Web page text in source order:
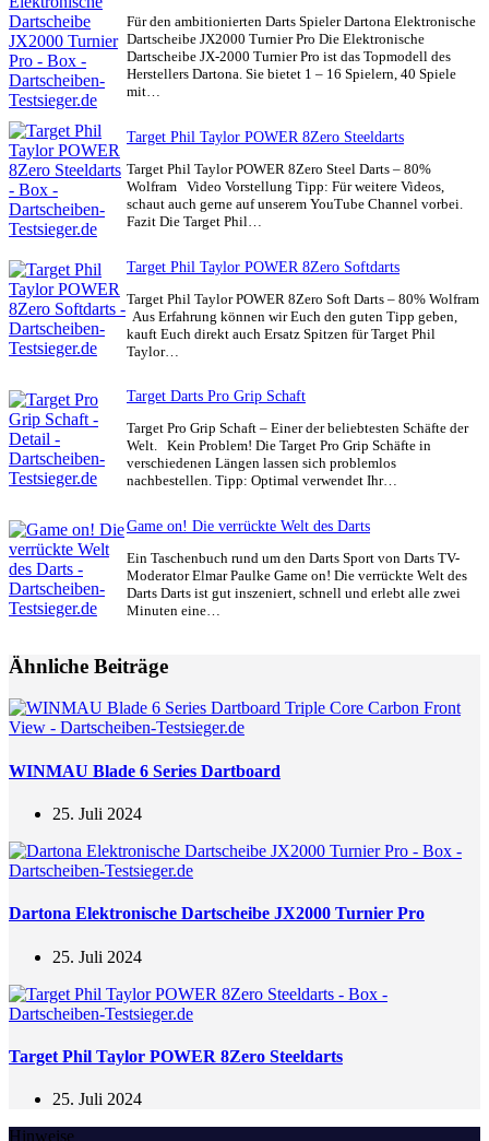
Für den ambitionierten Darts Spieler Dartona Elektronische
Dartscheibe JX2000 Turnier Pro Die Elektronische
Dartscheibe JX-2000 Turnier Pro ist das Topmodell des
Herstellers Dartona. Sie bietet 1 – 16 Spielern, 40 Spiele
mit…
Target Phil Taylor POWER 8Zero Steeldarts
Target Phil Taylor POWER 8Zero Steel Darts – 80%
Wolfram Video Vorstellung Tipp: Für weitere Videos,
schaut auch gerne auf unserem YouTube Channel vorbei.
Fazit Die Target Phil…
Target Phil Taylor POWER 8Zero Softdarts
Target Phil Taylor POWER 8Zero Soft Darts – 80% Wolfram
Aus Erfahrung können wir Euch den guten Tipp geben,
kauft Euch direkt auch Ersatz Spitzen für Target Phil
Taylor…
Target Darts Pro Grip Schaft
Target Pro Grip Schaft – Einer der beliebtesten Schäfte der
Welt. Kein Problem! Die Target Pro Grip Schäfte in
verschiedenen Längen lassen sich problemlos
nachbestellen. Tipp: Optimal verwendet Ihr…
Game on! Die verrückte Welt des Darts
Ein Taschenbuch rund um den Darts Sport von Darts TV-
Moderator Elmar Paulke Game on! Die verrückte Welt des
Darts Darts ist gut inszeniert, schnell und erlebt alle zwei
Minuten eine…
Ähnliche Beiträge
WINMAU Blade 6 Series Dartboard
25. Juli 2024
Dartona Elektronische Dartscheibe JX2000 Turnier Pro
25. Juli 2024
Target Phil Taylor POWER 8Zero Steeldarts
25. Juli 2024
Hinweise